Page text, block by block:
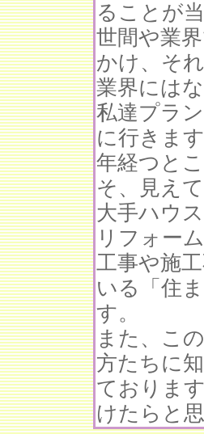
ることが
世間や業
かけ、そ
業界には
私達プラ
に行きま
年経つと
そ、見え
大手ハウ
リフォー
工事や施
いる「住
す。
また、こ
方たちに
ておりま
けたらと